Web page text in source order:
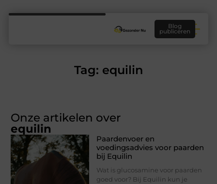
Blog
publiceren
Tag: equilin
Onze artikelen over
equilin
Paardenvoer en
voedingsadvies voor paarden
bij Equilin
Wat is glucosamine voor paarden
goed voor? Bij Equilin kun je